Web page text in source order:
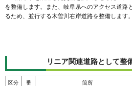
を整備します。また、岐阜県へのアクセス道路
るため、並行する木曽川右岸道路を整備します。
リニア関連道路として整
区分
番
箇所